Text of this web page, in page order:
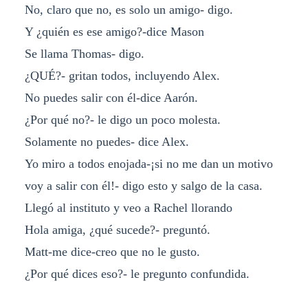
No, claro que no, es solo un amigo- digo.
Y ¿quién es ese amigo?-dice Mason
Se llama Thomas- digo.
¿QUÉ?- gritan todos, incluyendo Alex.
No puedes salir con él-dice Aarón.
¿Por qué no?- le digo un poco molesta.
Solamente no puedes- dice Alex.
Yo miro a todos enojada-¡si no me dan un motivo
voy a salir con él!- digo esto y salgo de la casa.
Llegó al instituto y veo a Rachel llorando
Hola amiga, ¿qué sucede?- preguntó.
Matt-me dice-creo que no le gusto.
¿Por qué dices eso?- le pregunto confundida.